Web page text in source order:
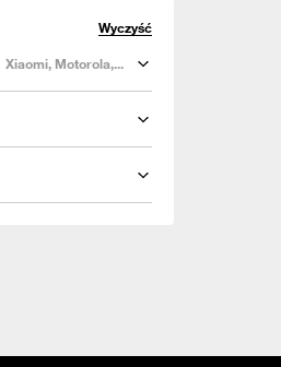
Wyczyść
Xiaomi, Motorola,...